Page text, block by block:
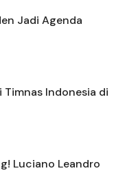
Jadi Agenda
Indonesia di
Luciano Leandro